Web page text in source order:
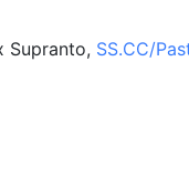
Supranto, SS.CC/